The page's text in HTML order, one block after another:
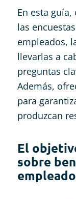
En esta
las
empleados,
llevarlas a
preguntas
Además,
para
produzcan
El
sobre